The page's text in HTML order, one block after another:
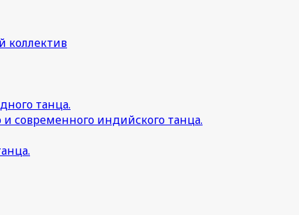
коллектив
танца.
современного индийского танца.